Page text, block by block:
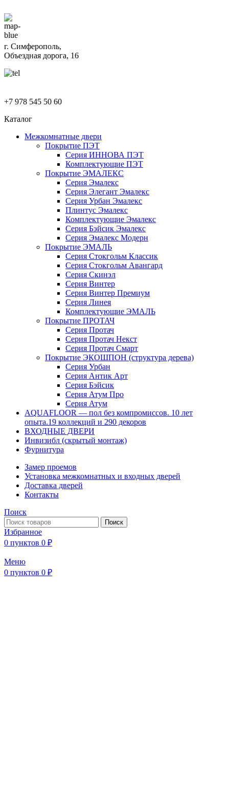
г. Симферополь,
Объездная дорога, 16
+7 978 545 50 60
Каталог
Межкомнатные двери
Покрытие ПЭТ
Серия ИННОВА ПЭТ
Комплектующие ПЭТ
Покрытие ЭМАЛЕКС
Серия Эмалекс
Серия Элегант Эмалекс
Серия Урбан Эмалекс
Плинтус Эмалекс
Комплектующие Эмалекс
Серия Бэйсик Эмалекс
Серия Эмалекс Модерн
Покрытие ЭМАЛЬ
Серия Стокгольм Классик
Серия Стокгольм Авангард
Серия Скинэл
Серия Винтер
Серия Винтер Премиум
Серия Линея
Комплектующие ЭМАЛЬ
Покрытие ПРОТАЧ
Серия Протач
Серия Протач Некст
Серия Протач Смарт
Покрытие ЭКОШПОН (структура дерева)
Серия Урбан
Серия Антик Арт
Серия Бэйсик
Серия Атум Про
Серия Атум
AQUAFLOOR — пол без компромиссов. 10 лет
опыта.19 коллекций и 290 декоров
ВХОДНЫЕ ДВЕРИ
Инвизибл (скрытый монтаж)
Фурнитура
Замер проемов
Установка межкомнатных и входных дверей
Доставка дверей
Контакты
Поиск
Поиск
Избранное
0 пунктов 0 ₽
Меню
0 пунктов 0 ₽